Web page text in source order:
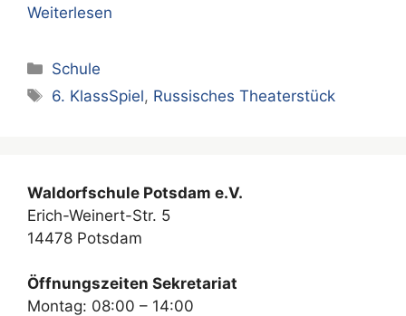
Weiterlesen
Kategorien
Schule
Schlagwörter
6. KlassSpiel, Russisches Theaterstück
Waldorfschule Potsdam e.V.
Erich-Weinert-Str. 5
14478 Potsdam
Öffnungszeiten Sekretariat
Montag: 08:00 – 14:00